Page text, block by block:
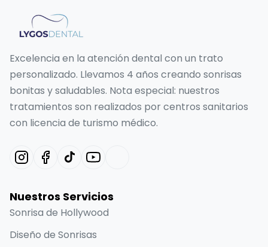
Excelencia en la atención dental con un trato
personalizado. Llevamos 4 años creando sonrisas
bonitas y saludables. Nota especial: nuestros
tratamientos son realizados por centros sanitarios
con licencia de turismo médico.
Nuestros Servicios
Sonrisa de Hollywood
Diseño de Sonrisas